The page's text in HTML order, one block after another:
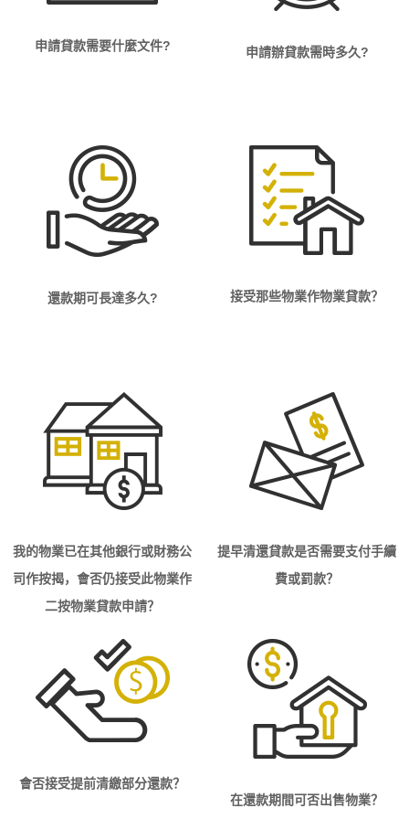
申請貸款需要什麼文件? 申請辦貸款需時多久?
還款期可長達多久? 接受那些物業作物業貸款？
我的物業已在其他銀行或財務公
司作按揭，會否仍接受此物業作
二按物業貸款申請？
提早清還貸款是否需要支付手續
費或罰款？
會否接受提前清繳部分還款？
在還款期間可否出售物業？